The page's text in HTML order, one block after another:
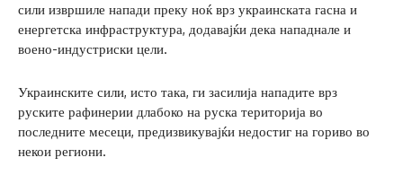
сили извршиле напади преку ноќ врз украинската гасна и
енергетска инфраструктура, додавајќи дека нападнале и
воено-индустриски цели.
Украинските сили, исто така, ги засилија нападите врз
руските рафинерии длабоко на руска територија во
последните месеци, предизвикувајќи недостиг на гориво во
некои региони.